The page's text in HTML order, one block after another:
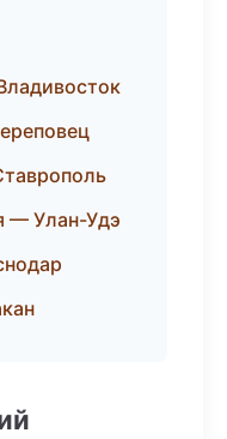
— Улан-Удэ